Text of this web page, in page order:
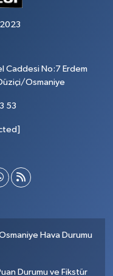
2023
Caddesi No:7 Erdem
Osmaniye
53
Hava Durumu
Durumu ve Fikstür